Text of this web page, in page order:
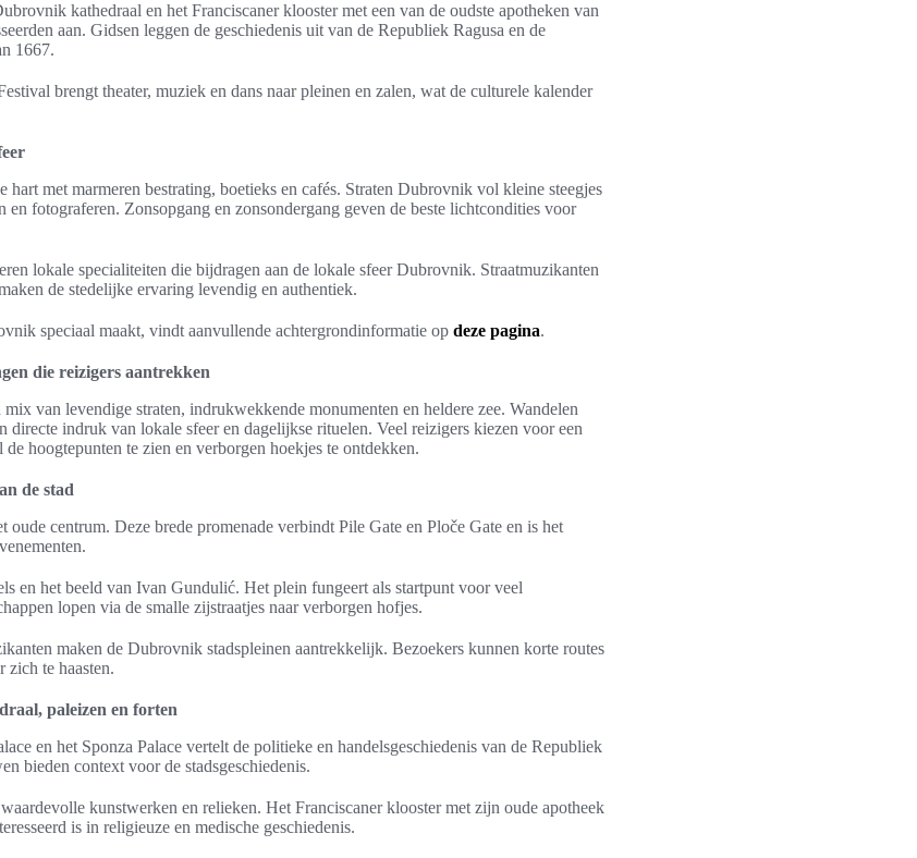
kathedraal en het Franciscaner klooster met een van de oudste apotheken van
aan. Gidsen leggen de geschiedenis uit van de Republiek Ragusa en de
1667.
brengt theater, muziek en dans naar pleinen en zalen, wat de culturele kalender
hart met marmeren bestrating, boetieks en cafés. Straten Dubrovnik vol kleine steegjes
en fotograferen. Zonsopgang en zonsondergang geven de beste lichtcondities voor
lokale specialiteiten die bijdragen aan de lokale sfeer Dubrovnik. Straatmuzikanten
de stedelijke ervaring levendig en authentiek.
speciaal maakt, vindt aanvullende achtergrondinformatie op deze pagina.
die reizigers aantrekken
van levendige straten, indrukwekkende monumenten en heldere zee. Wandelen
directe indruk van lokale sfeer en dagelijkse rituelen. Veel reizigers kiezen voor een
hoogtepunten te zien en verborgen hoekjes te ontdekken.
de stad
oude centrum. Deze brede promenade verbindt Pile Gate en Ploče Gate en is het
en het beeld van Ivan Gundulić. Het plein fungeert als startpunt voor veel
lopen via de smalle zijstraatjes naar verborgen hofjes.
maken de Dubrovnik stadspleinen aantrekkelijk. Bezoekers kunnen korte routes
zich te haasten.
paleizen en forten
en het Sponza Palace vertelt de politieke en handelsgeschiedenis van de Republiek
bieden context voor de stadsgeschiedenis.
kunstwerken en relieken. Het Franciscaner klooster met zijn oude apotheek
is in religieuze en medische geschiedenis.